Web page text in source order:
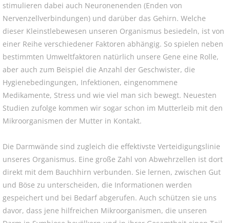
stimulieren dabei auch Neuronenenden (Enden von
Nervenzellverbindungen) und darüber das Gehirn. Welche
dieser Kleinstlebewesen unseren Organismus besiedeln, ist von
einer Reihe verschiedener Faktoren abhängig. So spielen neben
bestimmten Umweltfaktoren natürlich unsere Gene eine Rolle,
aber auch zum Beispiel die Anzahl der Geschwister, die
Hygienebedingungen, Infektionen, eingenommene
Medikamente, Stress und wie viel man sich bewegt. Neuesten
Studien zufolge kommen wir sogar schon im Mutterleib mit den
Mikroorganismen der Mutter in Kontakt.
Die Darmwände sind zugleich die effektivste Verteidigungslinie
unseres Organismus. Eine große Zahl von Abwehrzellen ist dort
direkt mit dem Bauchhirn verbunden. Sie lernen, zwischen Gut
und Böse zu unterscheiden, die Informationen werden
gespeichert und bei Bedarf abgerufen. Auch schützen sie uns
davor, dass jene hilfreichen Mikroorganismen, die unseren